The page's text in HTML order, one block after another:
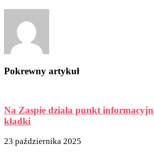
Pokrewny artykuł
Na Zaspie działa punkt
kładki
23 października 2025